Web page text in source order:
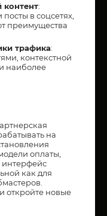
контент:
в соцсетях,
преимущества
трафика:
контекстной
наиболее
на
оплаты,
как для
откройте новые